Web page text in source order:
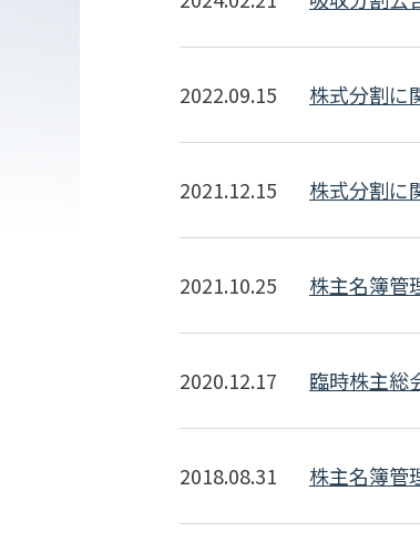
2022.09.15 株式分割に
2021.12.15 株式分割に
2021.10.25 株主名簿管
2020.12.17 臨時株主総
2018.08.31 株主名簿管